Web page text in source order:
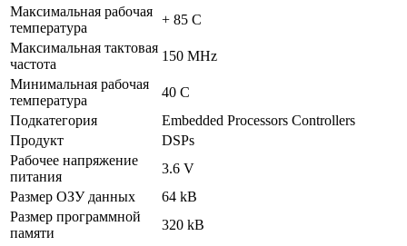
Максимальная рабочая
температура
+ 85 C
Максимальная тактовая
частота
150 MHz
Минимальная рабочая
температура
40 C
Подкатегория
Embedded Processors Controllers
Продукт
DSPs
Рабочее напряжение
питания
3.6 V
Размер ОЗУ данных
64 kB
Размер программной
памяти
320 kB